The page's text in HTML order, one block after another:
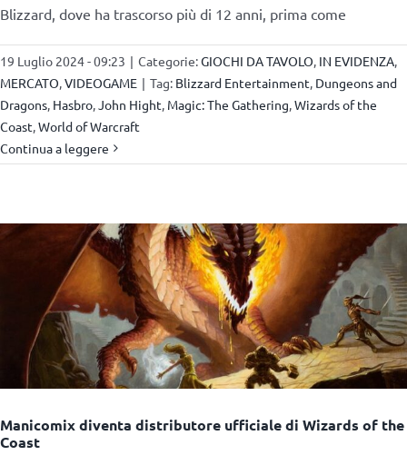
Blizzard, dove ha trascorso più di 12 anni, prima come
19 Luglio 2024 - 09:23 | Categorie:GIOCHI DA TAVOLO, IN EVIDENZA,
MERCATO,VIDEOGAME | Tag: Blizzard Entertainment, Dungeons and
Dragons, Hasbro,John Hight, Magic: The Gathering,Wizards of the
Coast,World of Warcraft
Continua a leggere
Manicomix diventa distributore ufficiale di Wizards of the
Coast